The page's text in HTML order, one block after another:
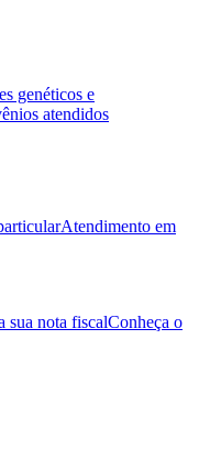
genéticos e
atendidos
Atendimento em
sua nota fiscalConheça o